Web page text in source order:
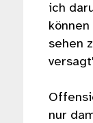
ich
sehen
nur